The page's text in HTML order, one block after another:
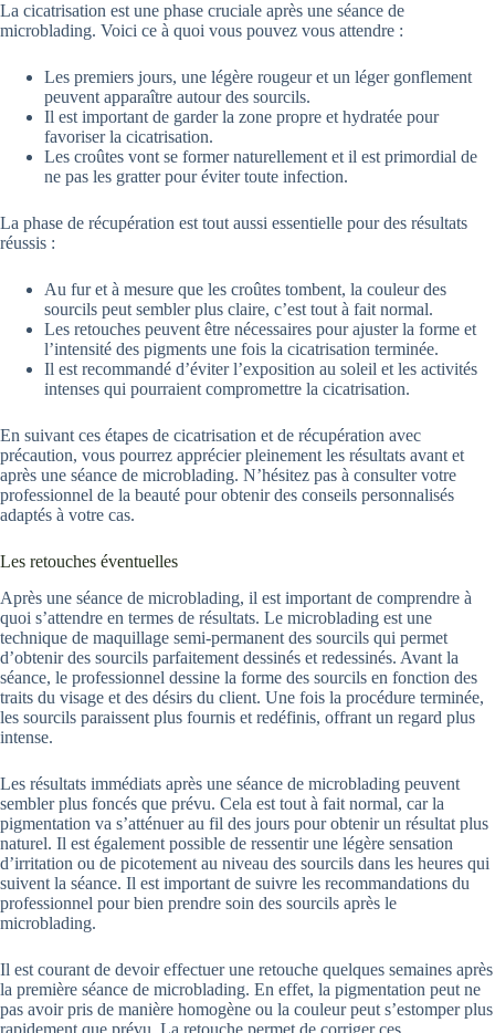
La cicatrisation est une phase cruciale après une séance de
microblading. Voici ce à quoi vous pouvez vous attendre :
Les premiers jours, une légère rougeur et un léger gonflement
peuvent apparaître autour des sourcils.
Il est important de garder la zone propre et hydratée pour
favoriser la cicatrisation.
Les croûtes vont se former naturellement et il est primordial de
ne pas les gratter pour éviter toute infection.
La phase de récupération est tout aussi essentielle pour des résultats
réussis :
Au fur et à mesure que les croûtes tombent, la couleur des
sourcils peut sembler plus claire, c’est tout à fait normal.
Les retouches peuvent être nécessaires pour ajuster la forme et
l’intensité des pigments une fois la cicatrisation terminée.
Il est recommandé d’éviter l’exposition au soleil et les activités
intenses qui pourraient compromettre la cicatrisation.
En suivant ces étapes de cicatrisation et de récupération avec
précaution, vous pourrez apprécier pleinement les résultats avant et
après une séance de microblading. N’hésitez pas à consulter votre
professionnel de la beauté pour obtenir des conseils personnalisés
adaptés à votre cas.
Les retouches éventuelles
Après une séance de microblading, il est important de comprendre à
quoi s’attendre en termes de résultats. Le microblading est une
technique de maquillage semi-permanent des sourcils qui permet
d’obtenir des sourcils parfaitement dessinés et redessinés. Avant la
séance, le professionnel dessine la forme des sourcils en fonction des
traits du visage et des désirs du client. Une fois la procédure terminée,
les sourcils paraissent plus fournis et redéfinis, offrant un regard plus
intense.
Les résultats immédiats après une séance de microblading peuvent
sembler plus foncés que prévu. Cela est tout à fait normal, car la
pigmentation va s’atténuer au fil des jours pour obtenir un résultat plus
naturel. Il est également possible de ressentir une légère sensation
d’irritation ou de picotement au niveau des sourcils dans les heures qui
suivent la séance. Il est important de suivre les recommandations du
professionnel pour bien prendre soin des sourcils après le
microblading.
Il est courant de devoir effectuer une retouche quelques semaines après
la première séance de microblading. En effet, la pigmentation peut ne
pas avoir pris de manière homogène ou la couleur peut s’estomper plus
rapidement que prévu. La retouche permet de corriger ces